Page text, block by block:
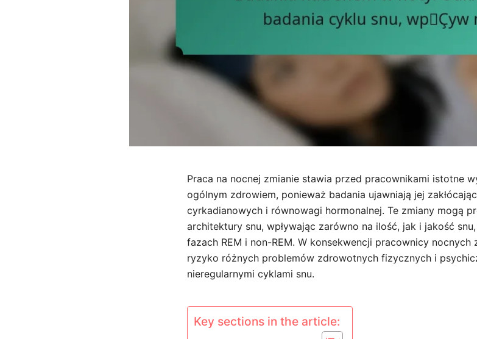
Praca na nocnej zmianie stawia przed pracownikami istotne
ogólnym zdrowiem, ponieważ badania ujawniają jej
cyrkadianowych i równowagi hormonalnej. Te zmiany mogą
architektury snu, wpływając zarówno na ilość, jak i jakość
fazach REM i non-REM. W konsekwencji pracownicy nocnych
ryzyko różnych problemów zdrowotnych fizycznych i
nieregularnymi cyklami snu.
Key sections in the article: